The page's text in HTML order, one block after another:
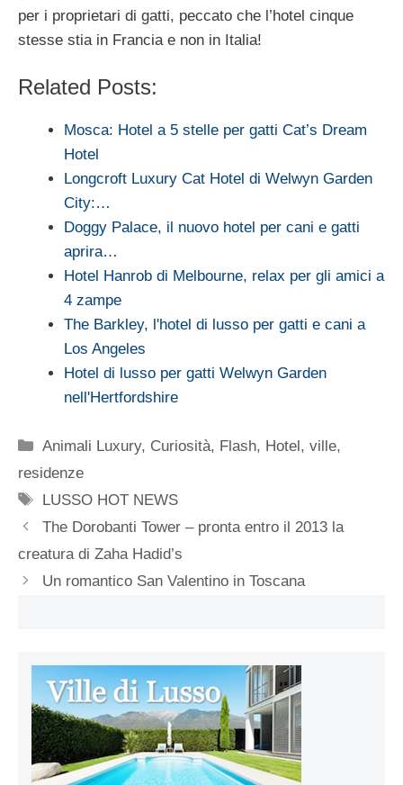
per i proprietari di gatti, peccato che l’hotel cinque
stesse stia in Francia e non in Italia!
Related Posts:
Mosca: Hotel a 5 stelle per gatti Cat’s Dream
Hotel
Longcroft Luxury Cat Hotel di Welwyn Garden
City:…
Doggy Palace, il nuovo hotel per cani e gatti
aprira…
Hotel Hanrob di Melbourne, relax per gli amici a
4 zampe
The Barkley, l'hotel di lusso per gatti e cani a
Los Angeles
Hotel di lusso per gatti Welwyn Garden
nell'Hertfordshire
Categorie
Animali Luxury, Curiosità, Flash, Hotel, ville,
residenze
Tag
LUSSO HOT NEWS
The Dorobanti Tower – pronta entro il 2013 la
creatura di Zaha Hadid’s
Un romantico San Valentino in Toscana